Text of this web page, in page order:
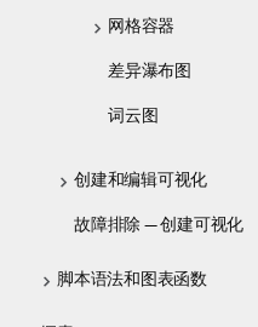
网格容器
差异瀑布图
词云图
创建和编辑可视化
故障排除 — 创建可视化
脚本语法和图表函数